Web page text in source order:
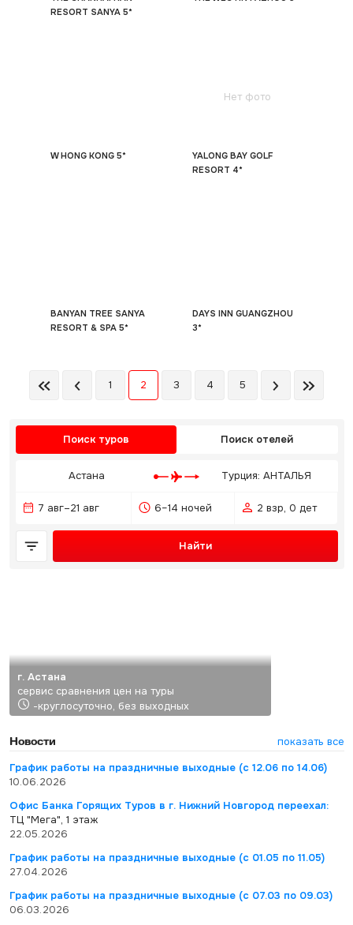
RESORT SANYA 5*
W HONG KONG 5*
Нет фото
YALONG BAY GOLF
RESORT 4*
BANYAN TREE SANYA
RESORT & SPA 5*
DAYS INN GUANGZHOU
3*
1 2 3 4 5
Поиск туров Поиск отелей
Астана Турция: АНТАЛЬЯ
7 авг–21 авг 6–14 ночей 2 взр, 0 дет
Найти
г. Астана
сервис сравнения цен на туры
-круглосуточно, без выходных
Новости
показать все
График работы на праздничные выходные (с 12.06 по 14.06)
10.06.2026
Офис Банка Горящих Туров в г. Нижний Новгород переехал:
ТЦ "Мега", 1 этаж
22.05.2026
График работы на праздничные выходные (с 01.05 по 11.05)
27.04.2026
График работы на праздничные выходные (с 07.03 по 09.03)
06.03.2026